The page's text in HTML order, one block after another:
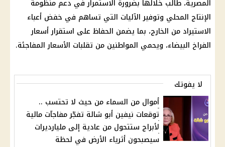
المصرية، طالب خلالها بضرورة الاستمرار في دعم منظومة
الإنتاج المحلي وتوفير الآليات التي تساهم في خفض أعباء
الاستيراد من الخارج، بما يضمن الحفاظ على استقرارأسعار
الفراخ البيضاء، ويحمي المواطنين من تقلبات الأسعارالمفاجئة.
لا يفوتك
أموال من السماء من حيث لا تحتسب ..
توقعات نيفين أبو شالة تفجّر مفاجآت مالية
لأبراج ستتحول من عادية إلى مليارديرات
سيصبحون أثرياء الأرض في لحظة